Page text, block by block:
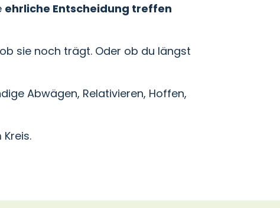
ehrliche Entscheidung treffen
sie noch trägt. Oder ob du längst
Abwägen, Relativieren, Hoffen,